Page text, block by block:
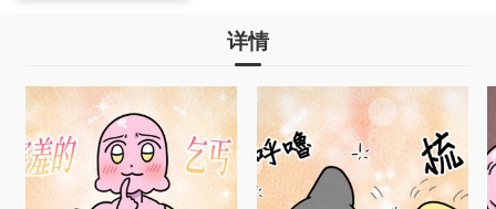
详情